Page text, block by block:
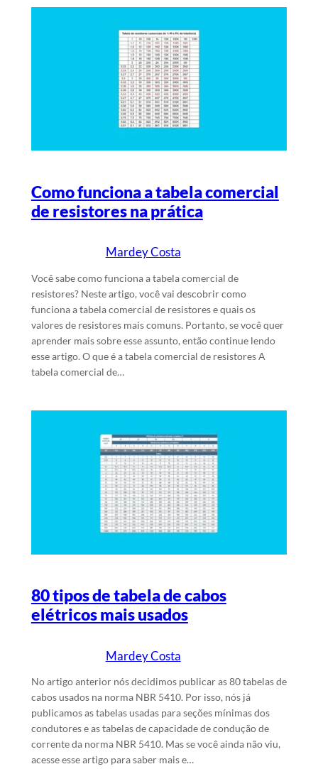
Como funciona a tabela comercial
de resistores na prática
Mardey Costa
Você sabe como funciona a tabela comercial de
resistores? Neste artigo, você vai descobrir como
funciona a tabela comercial de resistores e quais os
valores de resistores mais comuns. Portanto, se você quer
aprender mais sobre esse assunto, então continue lendo
esse artigo. O que é a tabela comercial de resistores A
tabela comercial de…
80 tipos de tabela de cabos
elétricos mais usados
Mardey Costa
No artigo anterior nós decidimos publicar as 80 tabelas de
cabos usados na norma NBR 5410. Por isso, nós já
publicamos as tabelas usadas para seções mínimas dos
condutores e as tabelas de capacidade de condução de
corrente da norma NBR 5410. Mas se você ainda não viu,
acesse esse artigo para saber mais e…